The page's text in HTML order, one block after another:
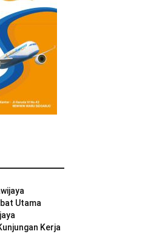
Utama
Kerja